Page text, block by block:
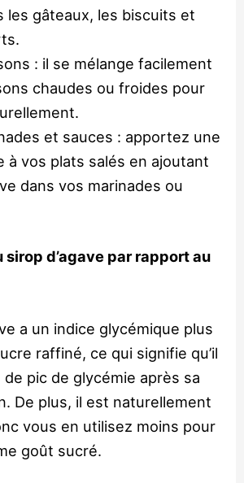
les gâteaux, les biscuits et
: il se mélange facilement
chaudes ou froides pour
et sauces : apportez une
à vos plats salés en ajoutant
dans vos marinades ou
sirop d’agave par rapport au
a un indice glycémique plus
raffiné, ce qui signifie qu’il
de pic de glycémie après sa
De plus, il est naturellement
vous en utilisez moins pour
goût sucré.